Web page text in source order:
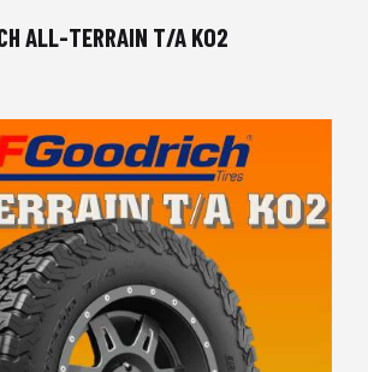
ALL-TERRAIN T/A KO2